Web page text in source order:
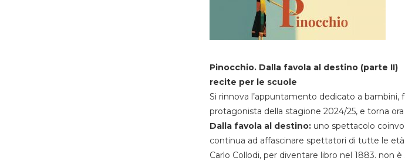
Pinocchio. Dalla favola al destino (parte II)
recite per le scuole
Si rinnova l’appuntamento dedicato a
protagonista della stagione 2024/25, e torna
Dalla favola al destino:uno spettacolo
continua ad affascinare spettatori di tutte le
Carlo Collodi, per diventare libro nel 1883. non